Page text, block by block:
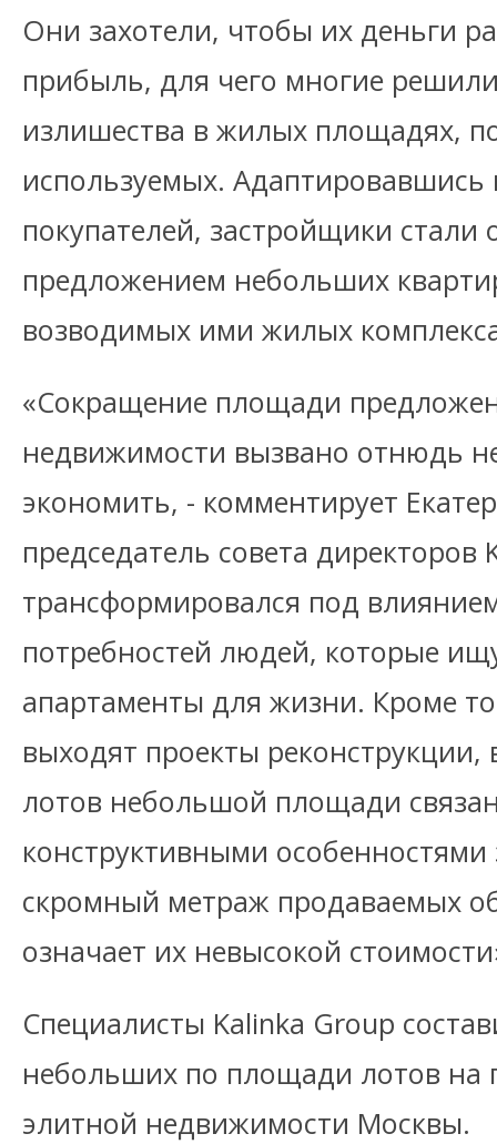
Они захотели, чтобы их деньги
прибыль, для чего многие
излишества в жилых площадях,
используемых.
покупателей, застройщики стали
предложением небольших
возводимых ими жилых
«Сокращение площади
недвижимости вызвано отнюдь
экономить, - комментирует
председатель совета
трансформировался под
потребностей людей, которые
апартаменты для жизни. Кроме
выходят проекты реконструкции,
лотов небольшой площади
конструктивными
скромный метраж продаваемых
означает их невысокой
Специалисты Kalinka Group
небольших по площади лотов на
элитной недвижимости Москвы.